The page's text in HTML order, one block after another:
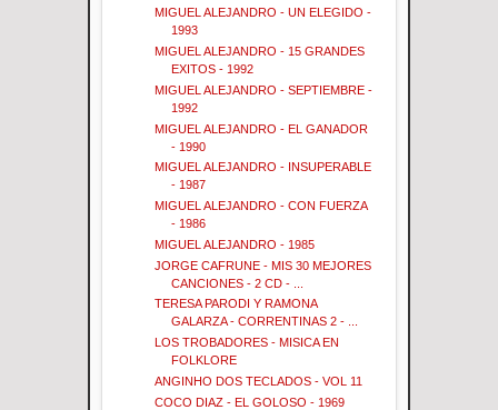
MIGUEL ALEJANDRO - UN ELEGIDO -
1993
MIGUEL ALEJANDRO - 15 GRANDES
EXITOS - 1992
MIGUEL ALEJANDRO - SEPTIEMBRE -
1992
MIGUEL ALEJANDRO - EL GANADOR
- 1990
MIGUEL ALEJANDRO - INSUPERABLE
- 1987
MIGUEL ALEJANDRO - CON FUERZA
- 1986
MIGUEL ALEJANDRO - 1985
JORGE CAFRUNE - MIS 30 MEJORES
CANCIONES - 2 CD - ...
TERESA PARODI Y RAMONA
GALARZA - CORRENTINAS 2 - ...
LOS TROBADORES - MISICA EN
FOLKLORE
ANGINHO DOS TECLADOS - VOL 11
COCO DIAZ - EL GOLOSO - 1969